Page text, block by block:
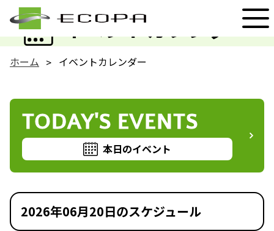
イベントカレンダー
EVENT
ホーム イベントカレンダー
TODAY'S EVENTS
本日のイベント
2026年06月20日のスケジュール